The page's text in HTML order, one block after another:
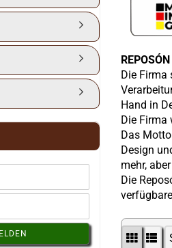
Die Firma
Hand in
Die Firma
Das
Design
mehr,
Die